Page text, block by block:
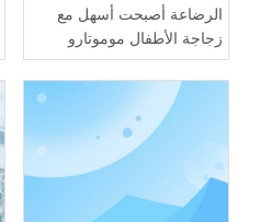
الرضاعة أصبحت أسهل مع
زجاجة الأطفال موموتارو